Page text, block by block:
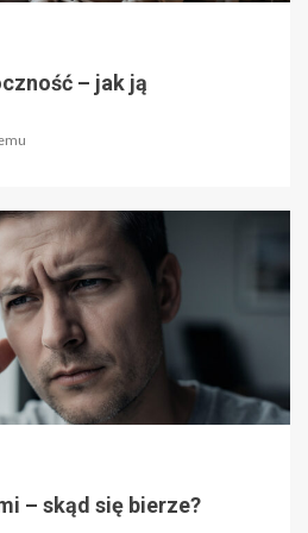
– jak ją
– skąd się bierze?